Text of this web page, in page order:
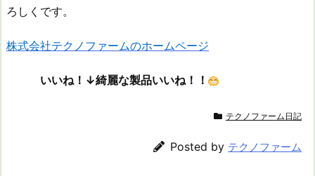
ろしくです。
株式会社テクノファームのホームページ
いいね！↓綺麗な製品いいね！！
テクノファーム日記
Posted by テクノファーム